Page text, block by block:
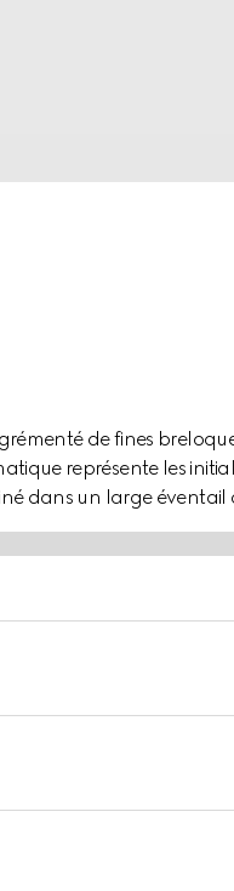
de fines
représente les
dans un large éventail